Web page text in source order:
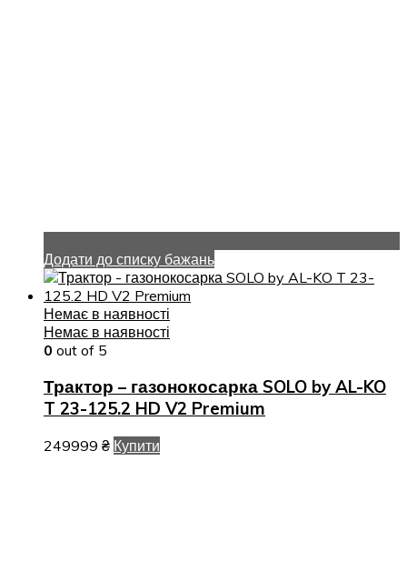
Додати до списку бажань
Немає в наявності
Немає в наявності
0 out of 5
Трактор – газонокосарка SOLO by AL-KO
T 23-125.2 HD V2 Premium
249999 ₴ Купити